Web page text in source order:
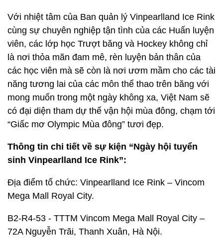
Với nhiệt tâm của Ban quản lý Vinpearlland Ice Rink
cùng sự chuyên nghiệp tận tình của các Huấn luyện
viên, các lớp học Trượt băng và Hockey không chỉ
là nơi thỏa mãn đam mê, rèn luyện bản thân của
các học viên mà sẽ còn là nơi ươm mầm cho các tài
năng tương lai của các môn thể thao trên băng với
mong muốn trong một ngày không xa, Việt Nam sẽ
có đại diện tham dự thế vận hội mùa đông, chạm tới
“Giấc mơ Olympic Mùa đông” tươi đẹp.
Thông tin chi tiết về sự kiện “Ngày hội tuyển
sinh Vinpearlland Ice Rink”:
Địa điểm tổ chức: Vinpearlland Ice Rink – Vincom
Mega Mall Royal City.
B2-R4-53 - TTTM Vincom Mega Mall Royal City –
72A Nguyễn Trãi, Thanh Xuân, Hà Nội.